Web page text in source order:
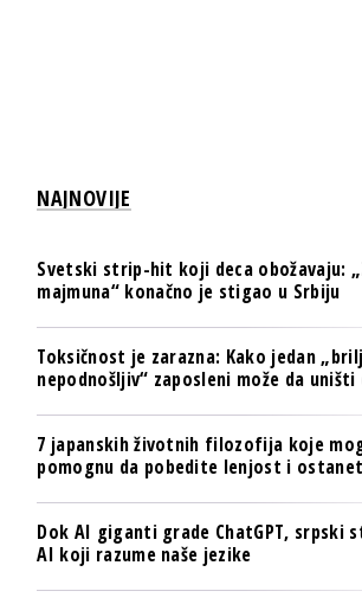
NAJNOVIJE
Svetski strip-hit koji deca obožavaju:
majmuna“ konačno je stigao u Srbiju
Toksičnost je zarazna: Kako jedan
nepodnošljiv“ zaposleni može da
7 japanskih životnih filozofija koje
pomognu da pobedite lenjost i
Dok AI giganti grade ChatGPT, srpski
AI koji razume naše jezike